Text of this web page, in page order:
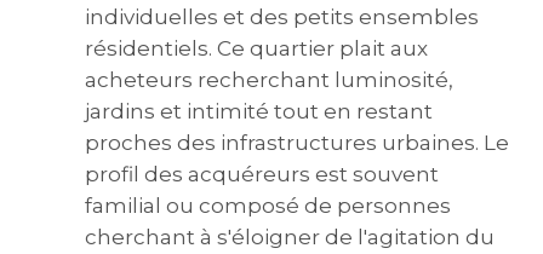
individuelles et des petits ensembles
résidentiels. Ce quartier plait aux
acheteurs recherchant luminosité,
jardins et intimité tout en restant
proches des infrastructures urbaines. Le
profil des acquéreurs est souvent
familial ou composé de personnes
cherchant à s'éloigner de l'agitation du